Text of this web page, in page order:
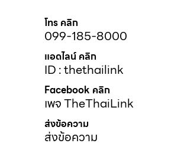
โทร คลิก
099-185-8000
แอดไลน์ คลิก
ID : thethailink
Facebook คลิก
เพจ TheThaiLink
ส่งข้อความ
ส่งข้อความ